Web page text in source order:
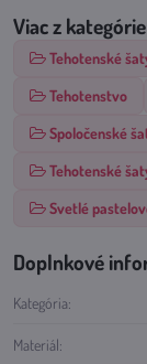
Viac z kategórie
Tehotenské
Tehotenstvo
Spoločenské
Tehotenské
Svetlé
Doplnkové
Kategória:
Materiál: